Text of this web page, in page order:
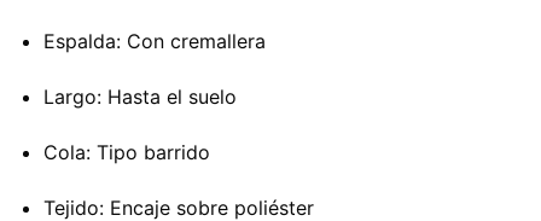
Espalda: Con cremallera
Largo: Hasta el suelo
Cola: Tipo barrido
Tejido: Encaje sobre poliéster